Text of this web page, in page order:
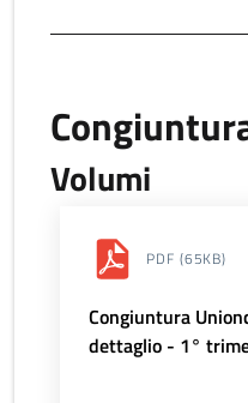
Volumi
PDF (65KB)
Congiuntura
dettaglio - 1°